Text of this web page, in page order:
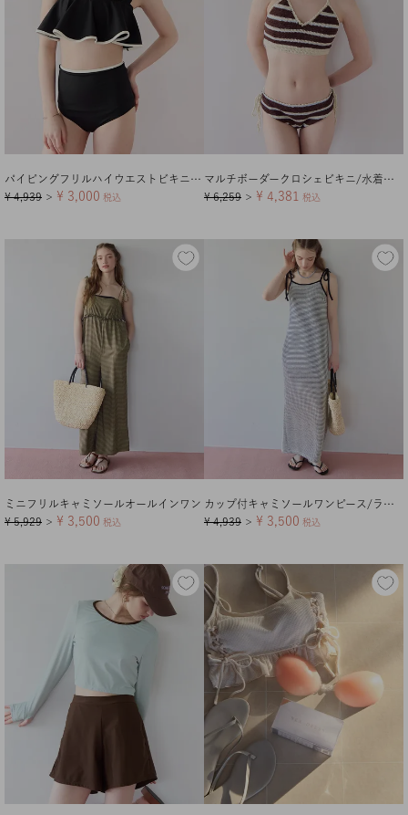
パイピングフリルハイウエストビキニ/水着【メール便可／100】
¥ 4,939 ＞ ¥ 3,000 税込
マルチボーダークロシェビキニ/水着【メール便可／100】
¥ 6,259 ＞ ¥ 4,381 税込
ミニフリルキャミソールオールインワン
¥ 5,929 ＞ ¥ 3,500 税込
カップ付キャミソールワンピース/ラッシュガード
¥ 4,939 ＞ ¥ 3,500 税込